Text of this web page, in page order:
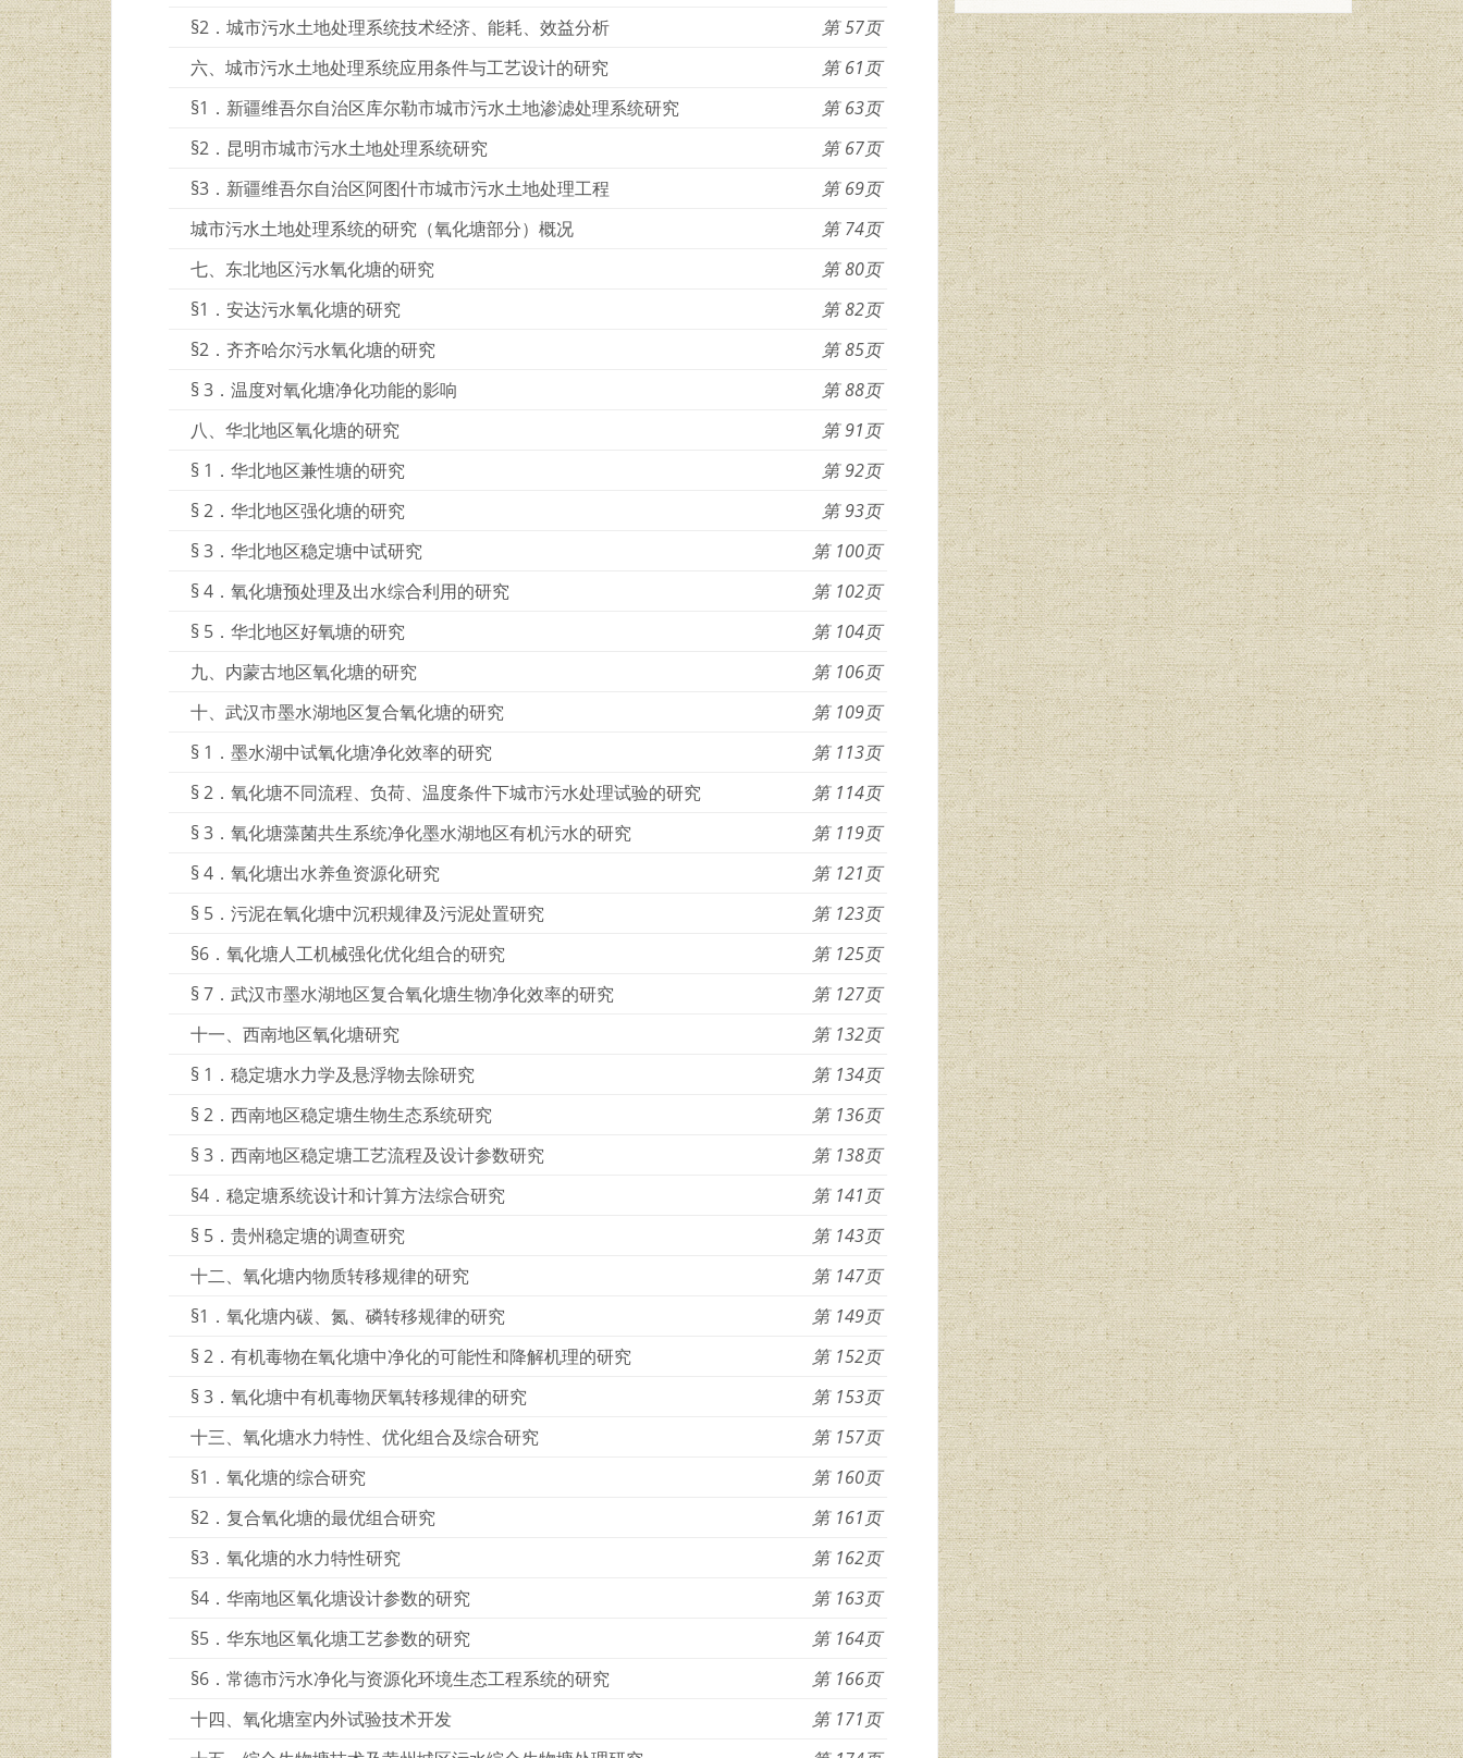
§2．城市污水土地处理系统技术经济、能耗、效益分析
57
六、城市污水土地处理系统应用条件与工艺设计的研究
61
§1．新疆维吾尔自治区库尔勒市城市污水土地渗滤处理系统研究
63
§2．昆明市城市污水土地处理系统研究
67
§3．新疆维吾尔自治区阿图什市城市污水土地处理工程
69
城市污水土地处理系统的研究（氧化塘部分）概况
74
七、东北地区污水氧化塘的研究
80
§1．安达污水氧化塘的研究
82
§2．齐齐哈尔污水氧化塘的研究
85
§ 3．温度对氧化塘净化功能的影响
88
八、华北地区氧化塘的研究
91
§ 1．华北地区兼性塘的研究
92
§ 2．华北地区强化塘的研究
93
§ 3．华北地区稳定塘中试研究
100
§ 4．氧化塘预处理及出水综合利用的研究
102
§ 5．华北地区好氧塘的研究
104
九、内蒙古地区氧化塘的研究
106
十、武汉市墨水湖地区复合氧化塘的研究
109
§ 1．墨水湖中试氧化塘净化效率的研究
113
§ 2．氧化塘不同流程、负荷、温度条件下城市污水处理试验的研究
114
§ 3．氧化塘藻菌共生系统净化墨水湖地区有机污水的研究
119
§ 4．氧化塘出水养鱼资源化研究
121
§ 5．污泥在氧化塘中沉积规律及污泥处置研究
123
§6．氧化塘人工机械强化优化组合的研究
125
§ 7．武汉市墨水湖地区复合氧化塘生物净化效率的研究
127
十一、西南地区氧化塘研究
132
§ 1．稳定塘水力学及悬浮物去除研究
134
§ 2．西南地区稳定塘生物生态系统研究
136
§ 3．西南地区稳定塘工艺流程及设计参数研究
138
§4．稳定塘系统设计和计算方法综合研究
141
§ 5．贵州稳定塘的调查研究
143
十二、氧化塘内物质转移规律的研究
147
§1．氧化塘内碳、氮、磷转移规律的研究
149
§ 2．有机毒物在氧化塘中净化的可能性和降解机理的研究
152
§ 3．氧化塘中有机毒物厌氧转移规律的研究
153
十三、氧化塘水力特性、优化组合及综合研究
157
§1．氧化塘的综合研究
160
§2．复合氧化塘的最优组合研究
161
§3．氧化塘的水力特性研究
162
§4．华南地区氧化塘设计参数的研究
163
§5．华东地区氧化塘工艺参数的研究
164
§6．常德市污水净化与资源化环境生态工程系统的研究
166
十四、氧化塘室内外试验技术开发
171